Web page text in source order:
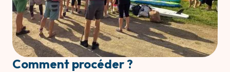
Comment procéder ?